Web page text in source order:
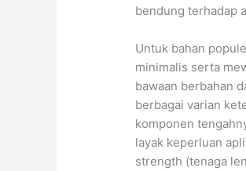
bendung terhadap
Untuk bahan
minimalis serta
bawaan berbahan
berbagai varian
komponen
layak keperluan
strength (tenaga